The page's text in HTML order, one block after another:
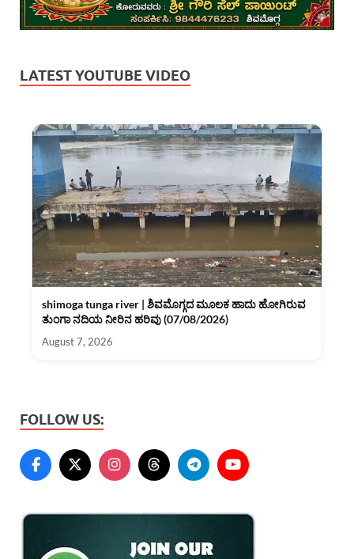
LATEST YOUTUBE VIDEO
shimoga tunga river | ಶಿವಮೊಗ್ಗದ ಮೂಲಕ ಹಾದು ಹೋಗಿರುವ
ತುಂಗಾ ನದಿಯ ನೀರಿನ ಹರಿವು (07/08/2026)
August 7, 2026
FOLLOW US: